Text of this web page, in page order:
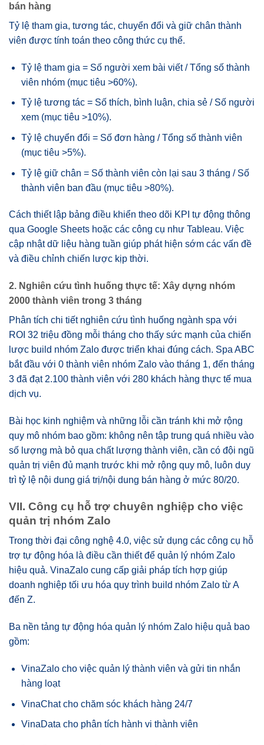
bán hàng
Tỷ lệ tham gia, tương tác, chuyển đổi và giữ chân thành
viên được tính toán theo công thức cụ thể.
Tỷ lệ tham gia = Số người xem bài viết / Tổng số thành
viên nhóm (mục tiêu >60%).
Tỷ lệ tương tác = Số thích, bình luận, chia sẻ / Số người
xem (mục tiêu >10%).
Tỷ lệ chuyển đổi = Số đơn hàng / Tổng số thành viên
(mục tiêu >5%).
Tỷ lệ giữ chân = Số thành viên còn lại sau 3 tháng / Số
thành viên ban đầu (mục tiêu >80%).
Cách thiết lập bảng điều khiển theo dõi KPI tự động thông
qua Google Sheets hoặc các công cụ như Tableau. Việc
cập nhật dữ liệu hàng tuần giúp phát hiện sớm các vấn đề
và điều chỉnh chiến lược kịp thời.
2. Nghiên cứu tình huống thực tế: Xây dựng nhóm
2000 thành viên trong 3 tháng
Phân tích chi tiết nghiên cứu tình huống ngành spa với
ROI 32 triệu đồng mỗi tháng cho thấy sức mạnh của chiến
lược build nhóm Zalo được triển khai đúng cách. Spa ABC
bắt đầu với 0 thành viên nhóm Zalo vào tháng 1, đến tháng
3 đã đạt 2.100 thành viên với 280 khách hàng thực tế mua
dịch vụ.
Bài học kinh nghiệm và những lỗi cần tránh khi mở rộng
quy mô nhóm bao gồm: không nên tập trung quá nhiều vào
số lượng mà bỏ qua chất lượng thành viên, cần có đội ngũ
quản trị viên đủ mạnh trước khi mở rộng quy mô, luôn duy
trì tỷ lệ nội dung giá trị/nội dung bán hàng ở mức 80/20.
VII. Công cụ hỗ trợ chuyên nghiệp cho việc
quản trị nhóm Zalo
Trong thời đại công nghệ 4.0, việc sử dụng các công cụ hỗ
trợ tự động hóa là điều cần thiết để quản lý nhóm Zalo
hiệu quả. VinaZalo cung cấp giải pháp tích hợp giúp
doanh nghiệp tối ưu hóa quy trình build nhóm Zalo từ A
đến Z.
Ba nền tảng tự động hóa quản lý nhóm Zalo hiệu quả bao
gồm:
VinaZalo cho việc quản lý thành viên và gửi tin nhắn
hàng loạt
VinaChat cho chăm sóc khách hàng 24/7
VinaData cho phân tích hành vi thành viên